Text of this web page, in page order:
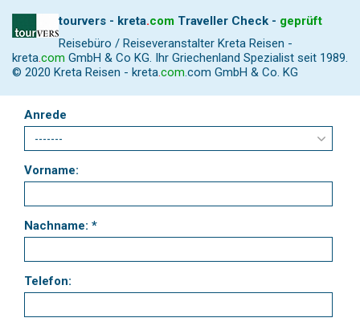
tourvers - kreta.com Traveller Check - geprüft
Reisebüro / Reiseveranstalter Kreta Reisen -
kreta.com GmbH & Co KG. Ihr Griechenland Spezialist seit 1989.
© 2020 Kreta Reisen - kreta.com.com GmbH & Co. KG
Anrede
Vorname:
Nachname: *
Telefon: